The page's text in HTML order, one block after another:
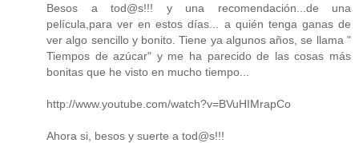
Besos a tod@s!!! y una recomendación...de una
película,para ver en estos días... a quién tenga ganas de
ver algo sencillo y bonito. Tiene ya algunos años, se llama "
Tiempos de azúcar" y me ha parecido de las cosas más
bonitas que he visto en mucho tiempo...
http://www.youtube.com/watch?v=BVuHIMrapCo
Ahora si, besos y suerte a tod@s!!!